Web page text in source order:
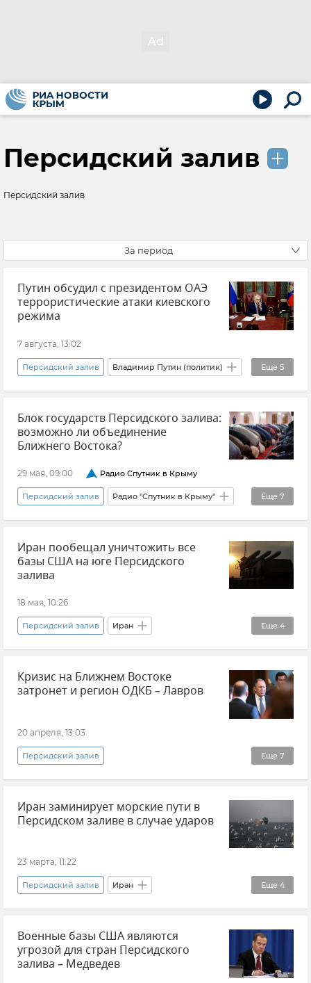
Персидский залив
Персидский залив
За период
Путин обсудил с президентом ОАЭ
террористические атаки киевского
режима
7 августа, 13:02
Еще 5
Персидский залив Владимир Путин (политик)
Россия ОАЭ Политика Украина
Новости
Блок государств Персидского залива:
возможно ли объединение
Ближнего Востока?
29 мая, 09:00 Радио Спутник в Крыму
Еще 7
Персидский залив Радио "Спутник в Крыму"
Евгений Михайлов Иран
Ближний Восток США НАТО
Ислам
Иран пообещал уничтожить все
базы США на юге Персидского
залива
18 мая, 10:26
Еще 4
Персидский залив Иран
Обострение между Ираном и США США
Новости Ближний Восток
Кризис на Ближнем Востоке
затронет и регион ОДКБ – Лавров
20 апреля, 13:03
Еще 7
Персидский залив
Организация Договора о коллективной безопасности (ОДКБ)
Сергей Лавров Политика Россия
Центральная Азия Ближний Восток
Иран заминирует морские пути в
Персидском заливе в случае ударов
23 марта, 11:22
Еще 4
Персидский залив Иран
Ормузский пролив
Обострение между Ираном и США
Обострение между Израилем и Ираном
Военные базы США являются
угрозой для стран Персидского
залива – Медведев